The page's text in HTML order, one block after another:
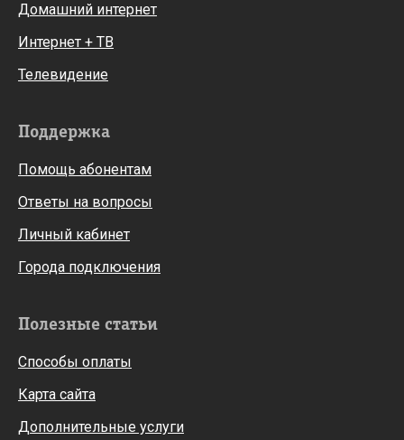
Домашний интернет
Интернет + ТВ
Телевидение
Поддержка
Помощь абонентам
Ответы на вопросы
Личный кабинет
Города подключения
Полезные статьи
Способы оплаты
Карта сайта
Дополнительные услуги